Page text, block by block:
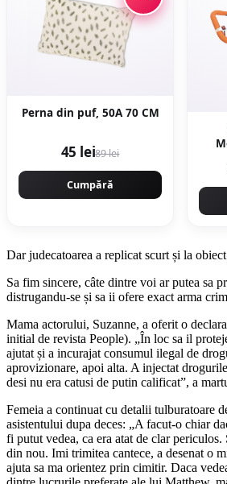
Perna din puf, 50A 70 CM
45 lei89 lei
Cumpără
Dar judecatoarea a replicat scurt și la
Sa fim sincere, câte dintre voi ar putea sa
distrugandu-se și sa ii ofere exact arma
Mama actorului, Suzanne, a oferit o
initial de revista People). „În loc sa il
ajutat și a incurajat consumul ilegal de
aprovizionare, apoi alta. A injectat
desi nu era catusi de putin calificat”, a
Femeia a continuat cu detalii tulburatoare
asistentului dupa deces: „A facut-o chiar
fi putut vedea, ca era atat de clar
din nou. Imi trimitea cantece, a desenat o
ajuta sa ma orientez prin cimitir. Daca